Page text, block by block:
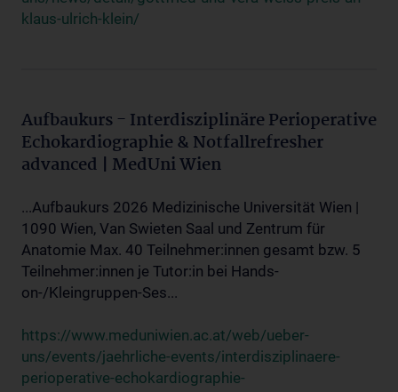
klaus-ulrich-klein/
Aufbaukurs - Interdisziplinäre Perioperative
Echokardiographie & Notfallrefresher
advanced | MedUni Wien
...Aufbaukurs 2026 Medizinische Universität Wien |
1090 Wien, Van Swieten Saal und Zentrum für
Anatomie Max. 40 Teilnehmer:innen gesamt bzw. 5
Teilnehmer:innen je Tutor:in bei Hands-
on-/Kleingruppen-Ses...
https://www.meduniwien.ac.at/web/ueber-
uns/events/jaehrliche-events/interdisziplinaere-
perioperative-echokardiographie-